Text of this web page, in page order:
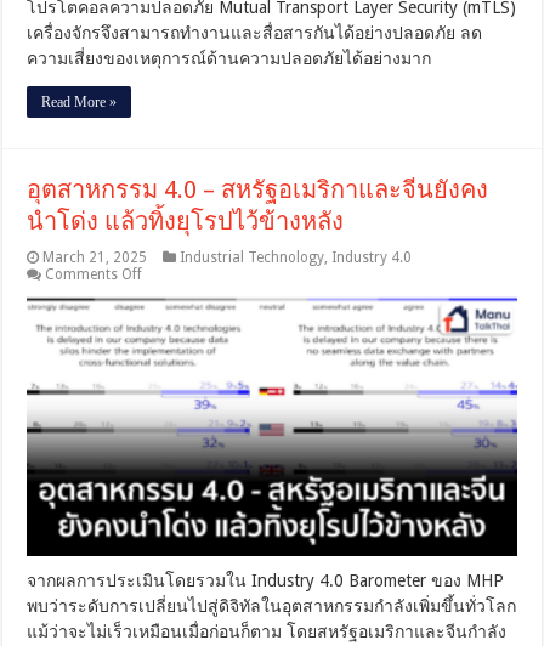
โปรโตคอลความปลอดภัย Mutual Transport Layer Security (mTLS)
เครื่องจักรจึงสามารถทำงานและสื่อสารกันได้อย่างปลอดภัย ลด
ความเสี่ยงของเหตุการณ์ด้านความปลอดภัยได้อย่างมาก
Read More »
อุตสาหกรรม 4.0 – สหรัฐอเมริกาและจีนยังคง
นำโด่ง แล้วทิ้งยุโรปไว้ข้างหลัง
March 21, 2025 Industrial Technology, Industry 4.0
Comments Offon
อุตสาหกรรม
4.0
–
สหรัฐอเมริกา
จีน
คง
นำ
โด่ง
แล้ว
ทิ้ง
ยุโรป
ไว้
ข้าง
หลัง
จากผลการประเมินโดยรวมใน Industry 4.0 Barometer ของ MHP
พบว่าระดับการเปลี่ยนไปสู่ดิจิทัลในอุตสาหกรรมกำลังเพิ่มขึ้นทั่วโลก
แม้ว่าจะไม่เร็วเหมือนเมื่อก่อนก็ตาม โดยสหรัฐอเมริกาและจีนกำลัง